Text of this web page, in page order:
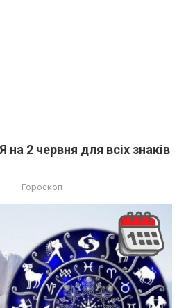
2 червня для всіх знаків
Гороскоп